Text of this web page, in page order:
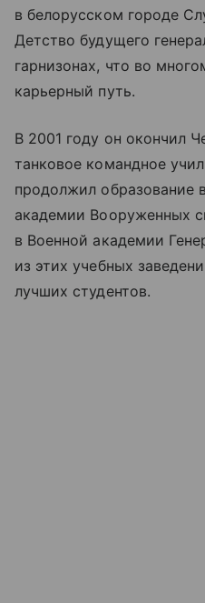
в белорусском городе
Детство будущего
гарнизонах, что во
карьерный путь.
В 2001 году он окончил
танковое командное
продолжил образование
академии Вооруженных
в Военной академии
из этих учебных
лучших студентов.